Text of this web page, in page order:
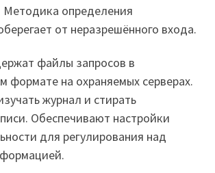
определения
от неразрешённого входа.
файлы запросов в
формате на охраняемых серверах.
журнал и стирать
Обеспечивают настройки
для регулирования над